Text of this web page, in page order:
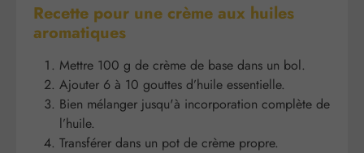
Recette pour une crème aux huiles
aromatiques
Mettre 100 g de crème de base dans un bol.
Ajouter 6 à 10 gouttes d’huile essentielle.
Bien mélanger jusqu'à incorporation complète de
l’huile.
Transférer dans un pot de crème propre.